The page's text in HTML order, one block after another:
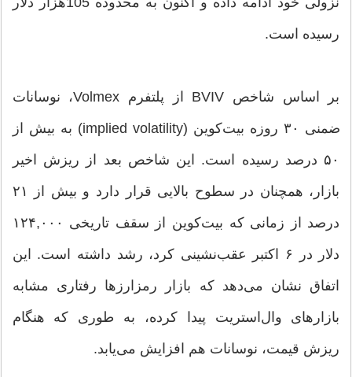
رسیده است.
بر اساس شاخص BVIV از پلتفرم Volmex، نوسانات
ضمنی ۳۰ روزه بیت‌کوین (implied volatility) به بیش از
۵۰ درصد رسیده است. این شاخص بعد از ریزش اخیر
بازار، همچنان در سطوح بالایی قرار دارد و بیش از ۲۱
درصد از زمانی که بیت‌کوین از سقف تاریخی ۱۲۴,۰۰۰
دلار در ۶ اکتبر عقب‌نشینی کرد، رشد داشته است. این
اتفاق نشان می‌دهد که بازار رمزارزها رفتاری مشابه
بازارهای وال‌استریت پیدا کرده، به طوری که هنگام
ریزش قیمت، نوسانات هم افزایش می‌یابد.